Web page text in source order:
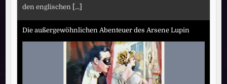
den englischen [...]
Die außergewöhnlichen Abenteuer des Arsene Lupin